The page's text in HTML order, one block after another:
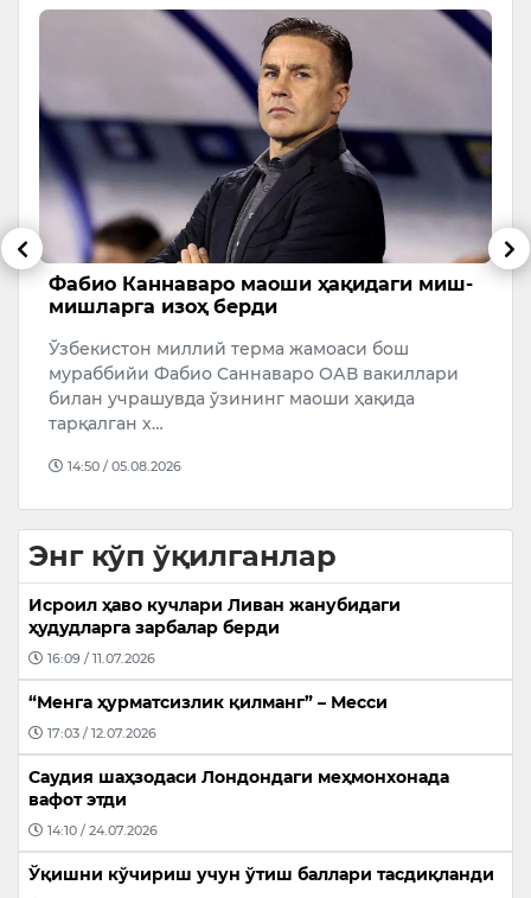
Фабио Каннаваро маоши ҳақидаги миш-
мишларга изоҳ берди
Ўзбекистон миллий терма жамоаси бош
мураббийи Фабио Cаннаваро ОАВ вакиллари
билан учрашувда ўзининг маоши ҳақида
тарқалган х…
14:50 / 05.08.2026
Энг кўп ўқилганлар
Исроил ҳаво кучлари Ливан жанубидаги
ҳудудларга зарбалар берди
16:09 / 11.07.2026
“Менга ҳурматсизлик қилманг” – Месси
17:03 / 12.07.2026
Саудия шаҳзодаси Лондондаги меҳмонхонада
вафот этди
14:10 / 24.07.2026
Ўқишни кўчириш учун ўтиш баллари тасдиқланди